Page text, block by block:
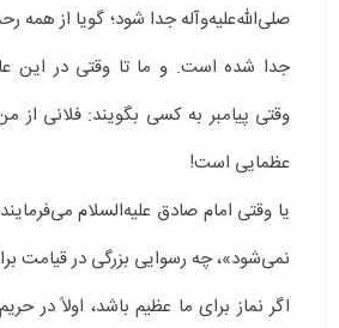
صلی‌الله‌علیه‌وآله جدا شود؛ گویا از همه
جدا شده است. و ما تا وقتی در این
وقتی پیامبر به کسی بگویند: فلانی
عظمایی است!
یا وقتی امام صادق علیه‌السلام
نمی‌شود»، چه رسوایی بزرگی در قیامت
اگر نماز برای ما عظیم باشد، اولاً در